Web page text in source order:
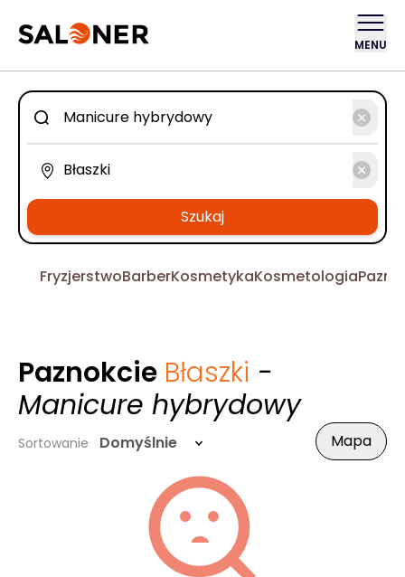
MENU
Szukaj
FryzjerstwoBarberKosmetykaKosmetologia
Paznokcie Błaszki -
Manicure hybrydowy
Sortowanie Domyślnie Mapa